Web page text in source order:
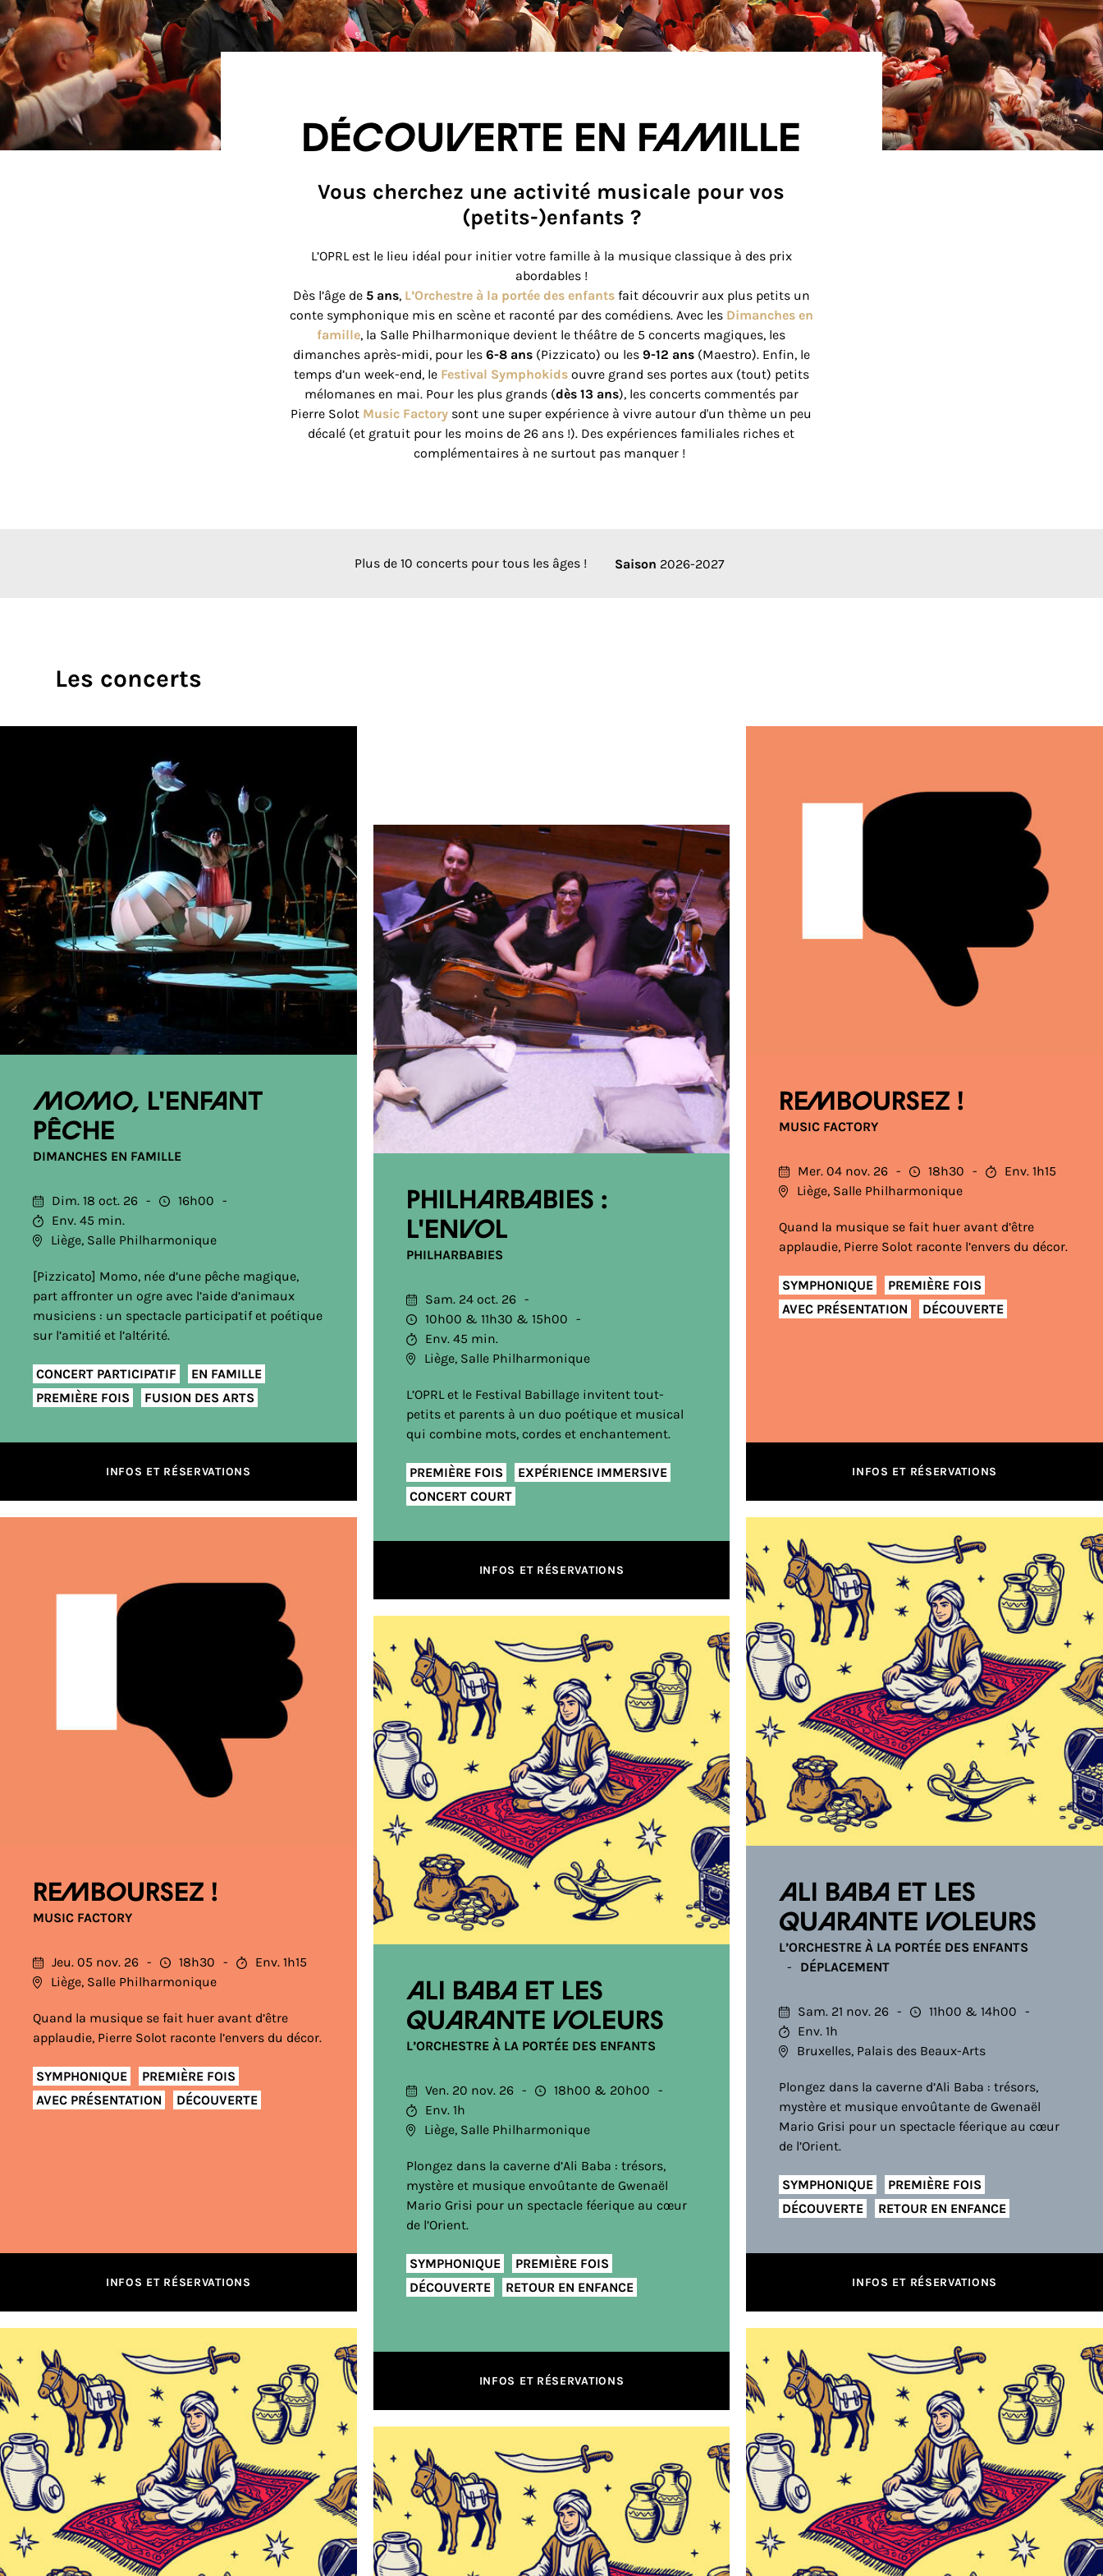
Découverte en famille
Vous cherchez une activité musicale pour vos
(petits-)enfants ?
L’OPRL est le lieu idéal pour initier votre famille à la musique classique à des prix
abordables !
Dès l’âge de 5 ans, L’Orchestre à la portée des enfants fait découvrir aux plus petits un
conte symphonique mis en scène et raconté par des comédiens. Avec les Dimanches en
famille, la Salle Philharmonique devient le théâtre de 5 concerts magiques, les
dimanches après-midi, pour les 6-8 ans(Pizzicato) ou les 9-12 ans(Maestro). Enfin, le
temps d’un week-end, le Festival Symphokids ouvre grand ses portes aux (tout) petits
mélomanes en mai. Pour les plus grands (dès 13 ans), les concerts commentés par
Pierre Solot Music Factory sont une super expérience à vivre autour d'un thème un peu
décalé (et gratuit pour les moins de 26 ans !). Des expériences familiales riches et
complémentaires à ne surtout pas manquer !
Plus de 10 concerts pour tous les âges ! Saison 2026-2027
Les concerts
Momo, l'enfant
pêche
DIMANCHES EN FAMILLE
Dim. 18 oct. 26
16h00
Env. 45 min.
Liège, Salle Philharmonique
[Pizzicato] Momo, née d’une pêche magique,
part affronter un ogre avec l’aide d’animaux
musiciens : un spectacle participatif et poétique
sur l’amitié et l’altérité.
CONCERT PARTICIPATIF
EN FAMILLE
PREMIÈRE FOIS
FUSION DES ARTS
INFOS ET RÉSERVATIONS
Philharbabies :
L'envol
PHILHARBABIES
Sam. 24 oct. 26
10h00
11h30
15h00
Env. 45 min.
Liège, Salle Philharmonique
L’OPRL et le Festival Babillage invitent tout-
petits et parents à un duo poétique et musical
qui combine mots, cordes et enchantement.
PREMIÈRE FOIS
EXPÉRIENCE IMMERSIVE
CONCERT COURT
INFOS ET RÉSERVATIONS
Remboursez !
MUSIC FACTORY
Mer. 04 nov. 26 18h30
Env. 1h15
Liège, Salle Philharmonique
Quand la musique se fait huer avant d’être
applaudie, Pierre Solot raconte l’envers du décor.
SYMPHONIQUE
PREMIÈRE FOIS
AVEC PRÉSENTATION
DÉCOUVERTE
INFOS ET RÉSERVATIONS
Remboursez !
MUSIC FACTORY
Jeu. 05 nov. 26 18h30
Env. 1h15
Liège, Salle Philharmonique
Quand la musique se fait huer avant d’être
applaudie, Pierre Solot raconte l’envers du décor.
SYMPHONIQUE
PREMIÈRE FOIS
AVEC PRÉSENTATION
DÉCOUVERTE
INFOS ET RÉSERVATIONS
Ali Baba et les
quarante voleurs
L’ORCHESTRE À LA PORTÉE DES ENFANTS
Ven. 20 nov. 26 18h00
20h00
Env. 1h
Liège, Salle Philharmonique
Plongez dans la caverne d’Ali Baba : trésors,
mystère et musique envoûtante de Gwenaël
Mario Grisi pour un spectacle féerique au cœur
de l’Orient.
SYMPHONIQUE
PREMIÈRE FOIS
DÉCOUVERTE
RETOUR EN ENFANCE
INFOS ET RÉSERVATIONS
Ali Baba et les
quarante voleurs
L’ORCHESTRE À LA PORTÉE DES ENFANTS
DÉPLACEMENT
Sam. 21 nov. 26 11h00
14h00
Env. 1h
Bruxelles, Palais des Beaux-Arts
Plongez dans la caverne d’Ali Baba : trésors,
mystère et musique envoûtante de Gwenaël
Mario Grisi pour un spectacle féerique au cœur
de l’Orient.
SYMPHONIQUE
PREMIÈRE FOIS
DÉCOUVERTE
RETOUR EN ENFANCE
INFOS ET RÉSERVATIONS